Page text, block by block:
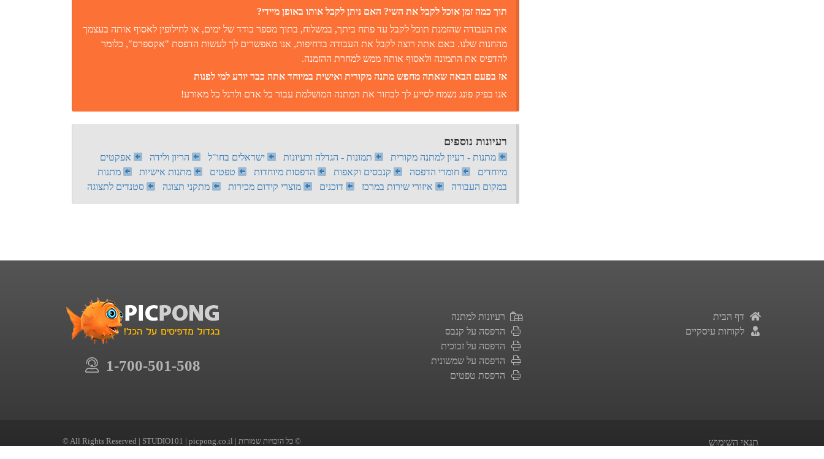
תוך כמה זמן אוכל לקבל את השי? האם ניתן לקבל אותו באופן מיידי?
את העבודה שהזמנת תוכל לקבל עד פתח ביתך, במשלוח, בתוך מספר בודד של ימים, או לחילופין לאסוף אותה בעצמך
מהחנות שלנו. באם אתה רוצה לקבל את העבודה בדחיפות, אנו מאפשרים לך לעשות הדפסת "אקספרס", כלומר
להדפיס את התמונה ולאסוף אותה ממש למחרת ההזמנה.
אז בפעם הבאה שאתה מחפש מתנה מקורית ואישית במיוחד אתה כבר יודע למי לפנות
אנו בפיק פונג נשמח לסייע לך לבחור את המתנה המושלמת עבור כל אדם ולרגל כל מאורע!
רעיונות נוספים
מתנות - רעיון למתנה מקורית תמונות - הגדלה ורעיונות ישראלים בחו"ל הריון ולידה
אפקטים
מיוחדים
חומרי הדפסה קנבסים וקאפות הדפסות מיוחדות טפטים מתנות אישיות
מתנות
במקום העבודה
איזורי שירות במרכז דוכנים מוצרי קידום מכירות מתקני תצוגה סטנדים לתצוגה
1-700-501-508
רעיונות למתנה
הדפסה על קנבס
הדפסה על זכוכית
הדפסה על שמשונית
הדפסת טפטים
דף הבית
לקוחות עיסקיים
תנאי השימוש © All Rights Reserved | STUDIO101 | picpong.co.il | כל הזכויות שמורות ©